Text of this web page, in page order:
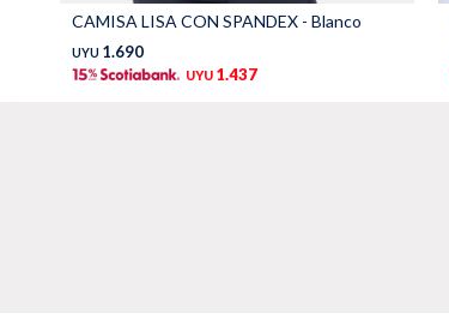
CAMISA LISA CON SPANDEX - Blanco
UYU 1.690
UYU 1.437